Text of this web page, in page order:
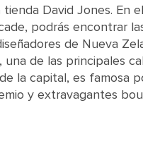
David Jones. En
podrás encontrar
de Nueva
de las principales
la capital, es famosa
y extravagantes